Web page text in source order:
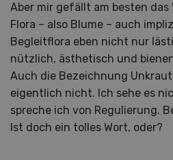
Aber mir gefällt am besten das
Flora – also Blume – auch
Begleitflora eben nicht nur
nützlich, ästhetisch und
Auch die Bezeichnung
eigentlich nicht. Ich sehe es
spreche ich von Regulierung.
Ist doch ein tolles Wort, oder?